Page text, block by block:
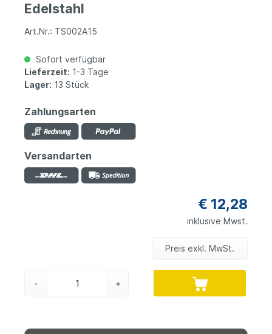
Edelstahl
Art.Nr.: TS002A15
Sofort verfügbar
Lieferzeit: 1-3 Tage
Lager: 13 Stück
Zahlungsarten
Versandarten
€ 12,28
inklusive Mwst.
Preis exkl. MwSt.
- +